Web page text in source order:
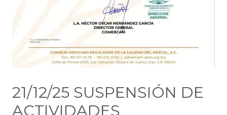
21/12/25 SUSPENSIÓN DE
ACTIVIDADES